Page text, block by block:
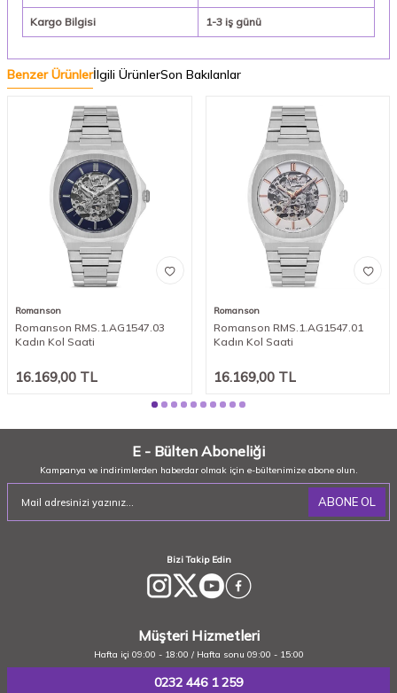
Kargo Bilgisi 1-3 iş günü
Benzer Ürünlerİlgili ÜrünlerSon Bakılanlar
Romanson
Romanson RMS.1.AG1547.03
Kadın Kol Saati
16.169,00 TL
Romanson
Romanson RMS.1.AG1547.01
Kadın Kol Saati
16.169,00TL
E - Bülten Aboneliği
Kampanya ve indirimlerden haberdar olmak için e-bültenimize abone olun.
ABONE OL
Bizi Takip Edin
Müşteri Hizmetleri
Hafta içi 09:00 - 18:00 / Hafta sonu 09:00 - 15:00
0232 446 1 259